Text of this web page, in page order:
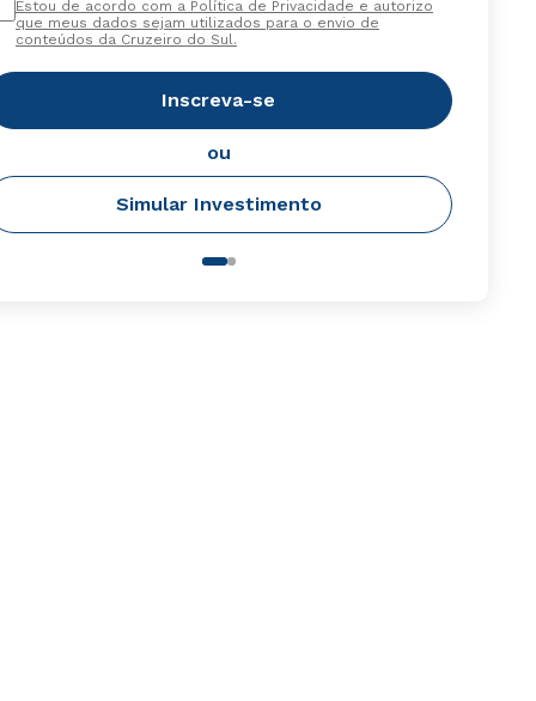
Estou de acordo com a Política de Privacidade e autorizo
que meus dados sejam utilizados para o envio de
conteúdos da Cruzeiro do Sul.
Inscreva-se
ou
Simular Investimento